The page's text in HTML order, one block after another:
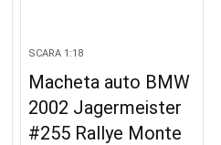
SCARA 1:18
Macheta auto BMW
2002 Jagermeister
#255 Rallye Monte